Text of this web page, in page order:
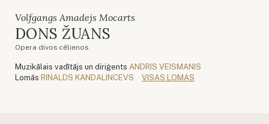
Volfgangs Amadejs Mocarts
DONS ŽUANS
Opera divos cēlienos
Muzikālais vadītājs un diriģents ANDRIS VEISMANIS
Lomās RINALDS KANDALINCEVS VISAS LOMAS